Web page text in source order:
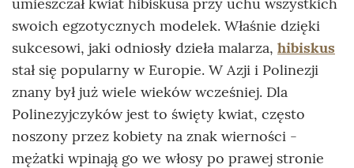
umieszczał kwiat hibiskusa przy uchu wszystkich
swoich egzotycznych modelek. Właśnie dzięki
sukcesowi, jaki odniosły dzieła malarza, hibiskus
stał się popularny w Europie. W Azji i Polinezji
znany był już wiele wieków wcześniej. Dla
Polinezyjczyków jest to święty kwiat, często
noszony przez kobiety na znak wierności -
mężatki wpinają go we włosy po prawej stronie